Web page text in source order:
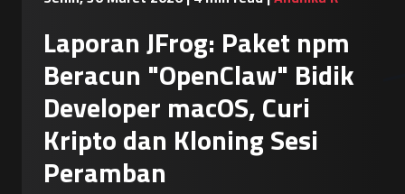
Laporan JFrog: Paket npm
Beracun "OpenClaw" Bidik
Developer macOS, Curi
Kripto dan Kloning Sesi
Peramban